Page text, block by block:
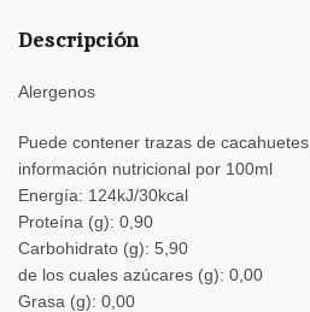
Descripción
Alergenos
Puede contener trazas de
información nutricional por 100ml
Energía: 124kJ/30kcal
Proteína (g): 0,90
Carbohidrato (g): 5,90
de los cuales azúcares (g): 0,00
Grasa (g): 0,00